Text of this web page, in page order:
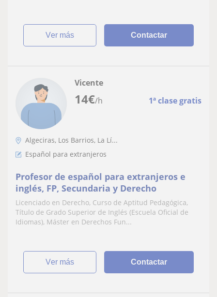
ver más Contactar
14€/h 1ª clase gratis
Vicente
Algeciras, Los Barrios, La Lí...
Español para extranjeros
Profesor de español para extranjeros e
inglés, FP, Secundaria y Derecho
Licenciado en Derecho, Curso de Aptitud Pedagógica,
Título de Grado Superior de Inglés (Escuela Oficial de
Idiomas), Máster en Derechos Fun...
ver más Contactar